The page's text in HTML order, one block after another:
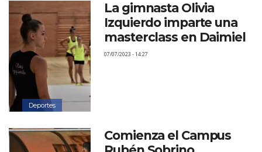
Deportes
La gimnasta Olivia
Izquierdo imparte una
masterclass en Daimiel
07/07/2023 - 14:27
Comienza el Campus